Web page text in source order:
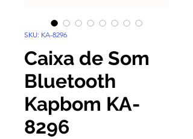
SKU: KA-8296
Caixa de Som
Bluetooth
Kapbom KA-
8296